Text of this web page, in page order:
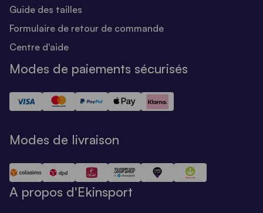
Guide des tailles
Formulaire de retour de commande
Centre d'aide
Modes de paiements sécurisés
Modes de livraison
A propos d'Ekinsport